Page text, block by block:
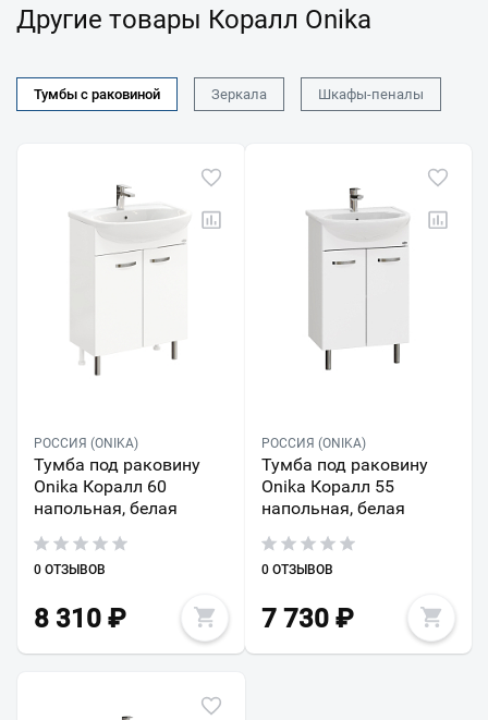
Другие товары Коралл Onika
Тумбы с раковиной Зеркала Шкафы-пеналы
РОССИЯ (ONIKA)
Тумба под раковину
Onika Коралл 60
напольная, белая
0 ОТЗЫВОВ
8 310 ₽
РОССИЯ (ONIKA)
Тумба под раковину
Onika Коралл 55
напольная, белая
0 ОТЗЫВОВ
7 730₽